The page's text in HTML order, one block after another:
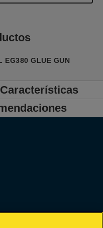
EG380 GLUE GUN